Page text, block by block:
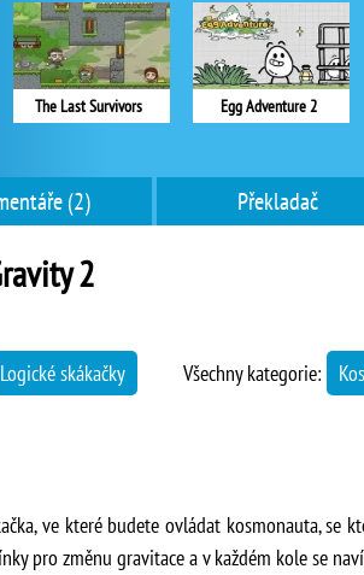
The Last Survivors Egg Adventure 2
(2) Překladač
2
Logické skákačky Všechny kategorie:
ve které budete ovládat kosmonauta,
pro změnu gravitace a v každém kole se